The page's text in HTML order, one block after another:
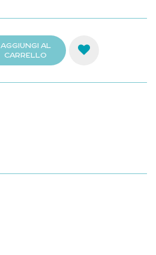
AGGIUNGI AL
CARRELLO